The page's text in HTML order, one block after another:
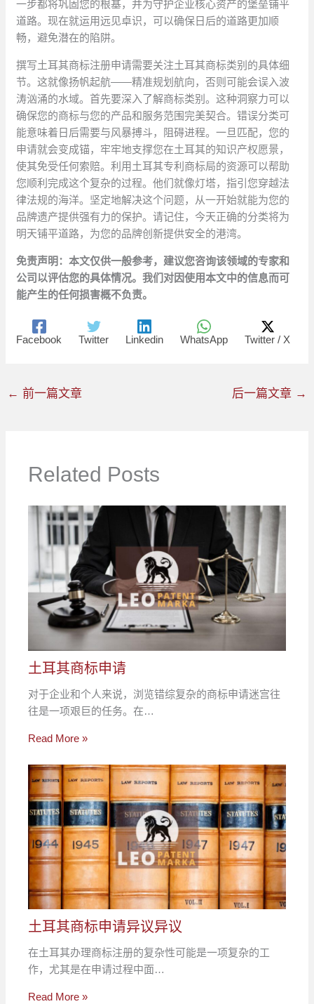
一步都将巩固您的根基，并为守护企业核心资产的堡垒铺平
道路。现在就运用远见卓识，可以确保日后的道路更加顺
畅，避免潜在的陷阱。
撰写土耳其商标注册申请需要关注土耳其商标类别的具体细
节。这就像扬帆起航——精准规划航向，否则可能会误入波
涛汹涌的水域。首先要深入了解商标类别。这种洞察力可以
确保您的商标与您的产品和服务范围完美契合。错误分类可
能意味着日后需要与风暴搏斗，阻碍进程。一旦匹配，您的
申请就会变成锚，牢牢地支撑您在土耳其的知识产权愿景，
使其免受任何索赔。利用土耳其专利商标局的资源可以帮助
您顺利完成这个复杂的过程。他们就像灯塔，指引您穿越法
律法规的海洋。坚定地解决这个问题，从一开始就能为您的
品牌遗产提供强有力的保护。请记住，今天正确的分类将为
明天铺平道路，为您的品牌创新提供安全的港湾。
免责声明：本文仅供一般参考，建议您咨询该领域的专家和
公司以评估您的具体情况。我们对因使用本文中的信息而可
能产生的任何损害概不负责。
Facebook Twitter Linkedin WhatsApp Twitter / X
← 前一篇文章 后一篇文章 →
Related Posts
土耳其商标申请
对于企业和个人来说，浏览错综复杂的商标申请迷宫往
往是一项艰巨的任务。在…
Read More »
土耳其商标申请异议异议
在土耳其办理商标注册的复杂性可能是一项复杂的工
作，尤其是在申请过程中面…
Read More »